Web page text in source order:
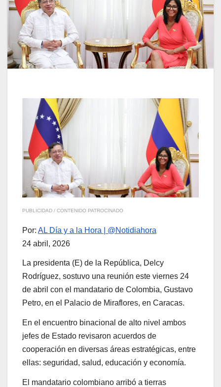
PUBLICIDAD / CONTENIDO PATROCINADO
Por: AL Día y a la Hora | @Notidiahora
24 abril, 2026
La presidenta (E) de la República, Delcy
Rodríguez, sostuvo una reunión este viernes 24
de abril con el mandatario de Colombia, Gustavo
Petro, en el Palacio de Miraflores, en Caracas.
En el encuentro binacional de alto nivel ambos
jefes de Estado revisaron acuerdos de
cooperación en diversas áreas estratégicas, entre
ellas: seguridad, salud, educación y economía.
El mandatario colombiano arribó a tierras